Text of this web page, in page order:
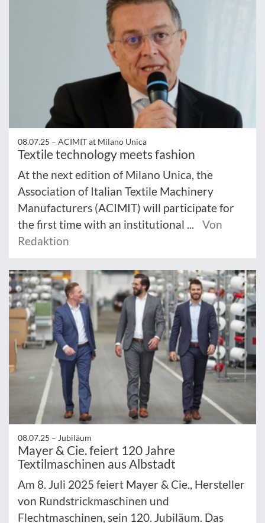
08.07.25 – ACIMIT at Milano Unica
Textile technology meets fashion
At the next edition of Milano Unica, the
Association of Italian Textile Machinery
Manufacturers (ACIMIT) will participate for
the first time with an institutional ...
Von
Redaktion
08.07.25 – Jubiläum
Mayer & Cie. feiert 120 Jahre
Textilmaschinen aus Albstadt
Am 8. Juli 2025 feiert Mayer & Cie., Hersteller
von Rundstrickmaschinen und
Flechtmaschinen, sein 120. Jubiläum. Das